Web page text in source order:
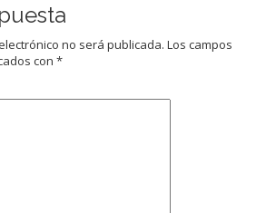
no será publicada. Los campos
con *